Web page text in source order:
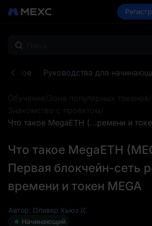
Рынки
Руководства для
Обучение/Зона популярных токенов/
Знакомство с проектом/
Что такое MegaETH (...ремени и
Что такое MegaETH
Первая блокчейн-сеть
времени и токен MEGA
Автор: Оливер Хьюз (Oliver Hughes)
Начинающий